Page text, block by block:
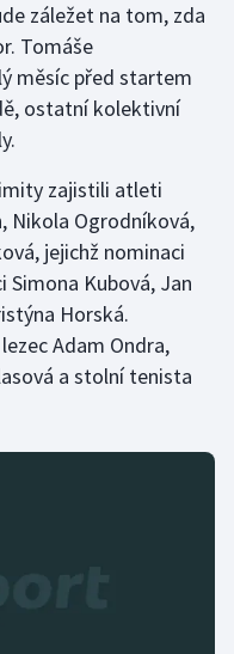
záležet na tom, zda
Tomáše
měsíc před startem
ostatní kolektivní
zajistili atleti
Nikola Ogrodníková,
jejichž nominaci
Kubová, Jan
Horská.
Adam Ondra,
a stolní tenista